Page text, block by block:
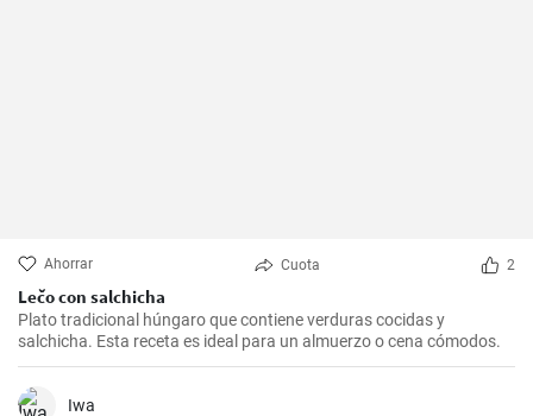
Ahorrar Cuota 2
Lečo con salchicha
Plato tradicional húngaro que contiene verduras cocidas y
salchicha. Esta receta es ideal para un almuerzo o cena cómodos.
Iwa